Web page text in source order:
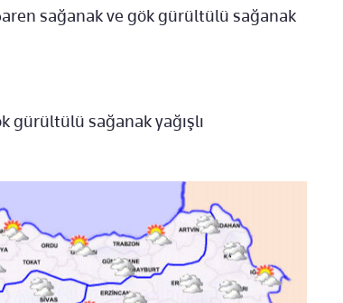
sağanak ve gök gürültülü sağanak
gürültülü sağanak yağışlı